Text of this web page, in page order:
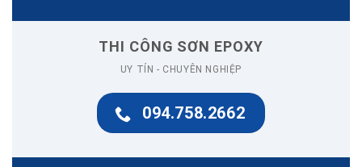
THI CÔNG SƠN EPOXY
UY TÍN - CHUYÊN NGHIỆP
094.758.2662